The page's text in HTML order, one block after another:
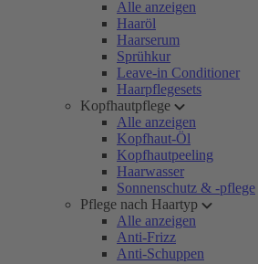
Alle anzeigen
Haaröl
Haarserum
Sprühkur
Leave-in Conditioner
Haarpflegesets
Kopfhautpflege
Alle anzeigen
Kopfhaut-Öl
Kopfhautpeeling
Haarwasser
Sonnenschutz & -pflege
Pflege nach Haartyp
Alle anzeigen
Anti-Frizz
Anti-Schuppen